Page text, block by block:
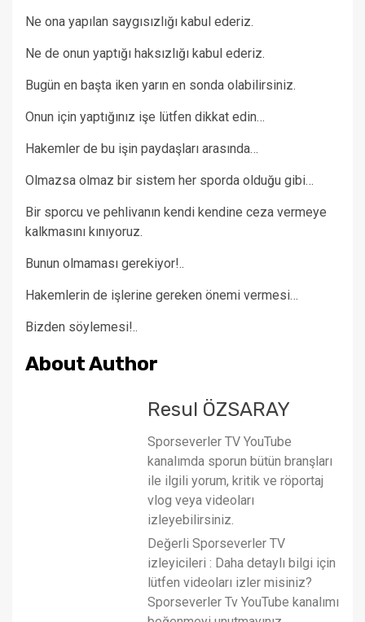
Ne ona yapılan saygısızlığı kabul ederiz.
Ne de onun yaptığı haksızlığı kabul ederiz.
Bugün en başta iken yarın en sonda olabilirsiniz.
Onun için yaptığınız işe lütfen dikkat edin…
Hakemler de bu işin paydaşları arasında…
Olmazsa olmaz bir sistem her sporda olduğu gibi…
Bir sporcu ve pehlivanın kendi kendine ceza vermeye
kalkmasını kınıyoruz.
Bunun olmaması gerekiyor!..
Hakemlerin de işlerine gereken önemi vermesi…
Bizden söylemesi!..
About Author
Resul ÖZSARAY
Sporseverler TV YouTube
kanalımda sporun bütün branşları
ile ilgili yorum, kritik ve röportaj
vlog veya videoları
izleyebilirsiniz.
Değerli Sporseverler TV
izleyicileri : Daha detaylı bilgi için
lütfen videoları izler misiniz?
Sporseverler Tv YouTube kanalımı